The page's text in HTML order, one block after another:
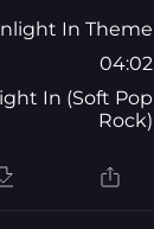
In Theme
04:02
In (Soft Pop
Rock)